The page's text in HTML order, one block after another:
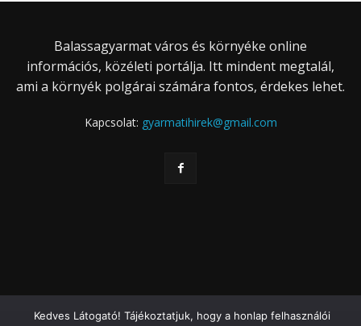
Balassagyarmat város és környéke online
információs, közéleti portálja. Itt mindent megtalál,
ami a környék polgárai számára fontos, érdekes lehet.
Kapcsolat: gyarmatihirek@gmail.com
Kedves Látogató! Tájékoztatjuk, hogy a honlap felhasználói